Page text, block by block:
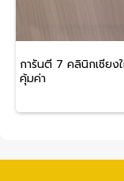
การันตี 7 คลินิกเชียง
คุ้มค่า